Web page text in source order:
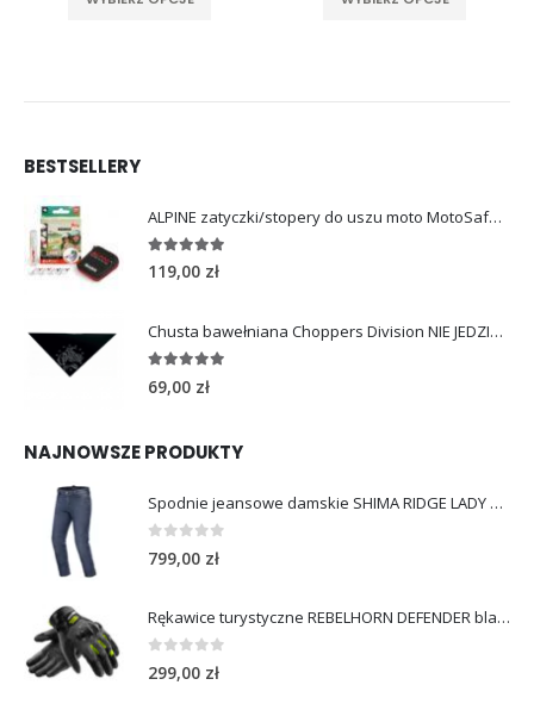
BESTSELLERY
ALPINE zatyczki/stopery do uszu moto MotoSafe Pro
4.96out of 5
119,00 zł
Chusta bawełniana Choppers Division NIE JEDZIESZ NIE ŻYJESZ
out of 5
69,00 zł
NAJNOWSZE PRODUKTY
Spodnie jeansowe damskie SHIMA RIDGE LADY blue
out of 5
799,00 zł
Rękawice turystyczne REBELHORN DEFENDER black yellow fluo
out of 5
299,00 zł